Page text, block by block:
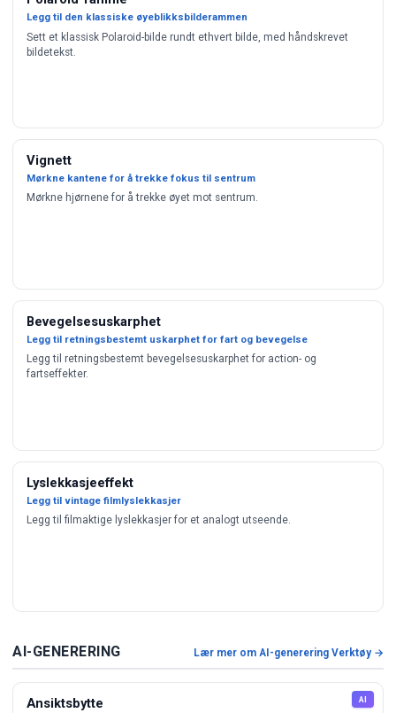
Legg til den klassiske øyeblikksbilderammen
Sett et klassisk Polaroid-bilde rundt ethvert bilde, med håndskrevet
bildetekst.
Vignett
Mørkne kantene for å trekke fokus til sentrum
Mørkne hjørnene for å trekke øyet mot sentrum.
Bevegelsesuskarphet
Legg til retningsbestemt uskarphet for fart og bevegelse
Legg til retningsbestemt bevegelsesuskarphet for action- og
fartseffekter.
Lyslekkasjeeffekt
Legg til vintage filmlyslekkasjer
Legg til filmaktige lyslekkasjer for et analogt utseende.
AI-GENERERING Lær mer om AI-generering Verktøy →
AI
Ansiktsbytte